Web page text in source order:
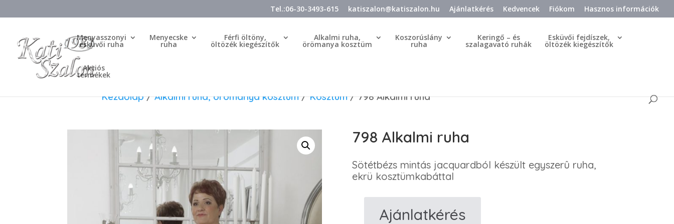
Tel.:06-30-3493-615 katiszalon@katiszalon.hu Ajánlatkérés Kedvencek Fiókom Hasznos információk
Menyasszonyi
esküvői ruha
Menyecske
ruha
Férfi öltöny,
öltözék kiegészítők
Alkalmi ruha,
örömanya kosztüm
Koszorúslány
ruha
Keringő – és
szalagavató ruhák
Esküvői fejdíszek,
öltözék kiegészítők
Akciós
termékek
Kezdőlap/Alkalmi ruha, örömanya kosztüm/Kosztüm/ 798 Alkalmi ruha
798 Alkalmi ruha
Sötétbézs mintás jacquardból készült egyszerû ruha,
ekrü kosztümkabáttal
Ajánlatkérés